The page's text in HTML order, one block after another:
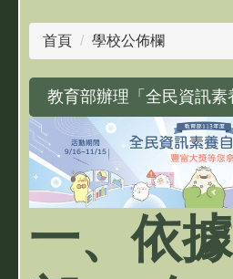
首頁 學校公佈欄
教育部辦理「全民資訊
一、依